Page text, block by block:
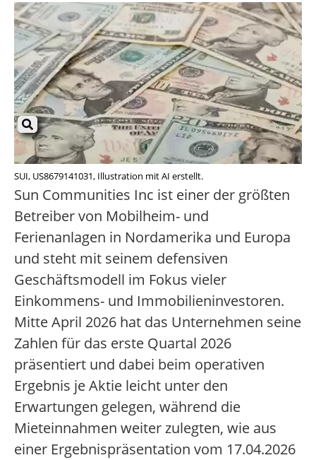
SUI, US8679141031, Illustration mit AI erstellt.
Sun Communities Inc ist einer der größten
Betreiber von Mobilheim- und
Ferienanlagen in Nordamerika und Europa
und steht mit seinem defensiven
Geschäftsmodell im Fokus vieler
Einkommens- und Immobilieninvestoren.
Mitte April 2026 hat das Unternehmen seine
Zahlen für das erste Quartal 2026
präsentiert und dabei beim operativen
Ergebnis je Aktie leicht unter den
Erwartungen gelegen, während die
Mieteinnahmen weiter zulegten, wie aus
einer Ergebnispräsentation vom 17.04.2026